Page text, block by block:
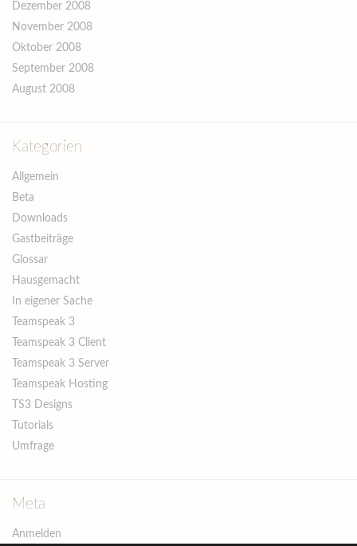
Dezember 2008
November 2008
Oktober 2008
September 2008
August 2008
Kategorien
Allgemein
Beta
Downloads
Gastbeiträge
Glossar
Hausgemacht
In eigener Sache
Teamspeak 3
Teamspeak 3 Client
Teamspeak 3 Server
Teamspeak Hosting
TS3 Designs
Tutorials
Umfrage
Meta
Anmelden